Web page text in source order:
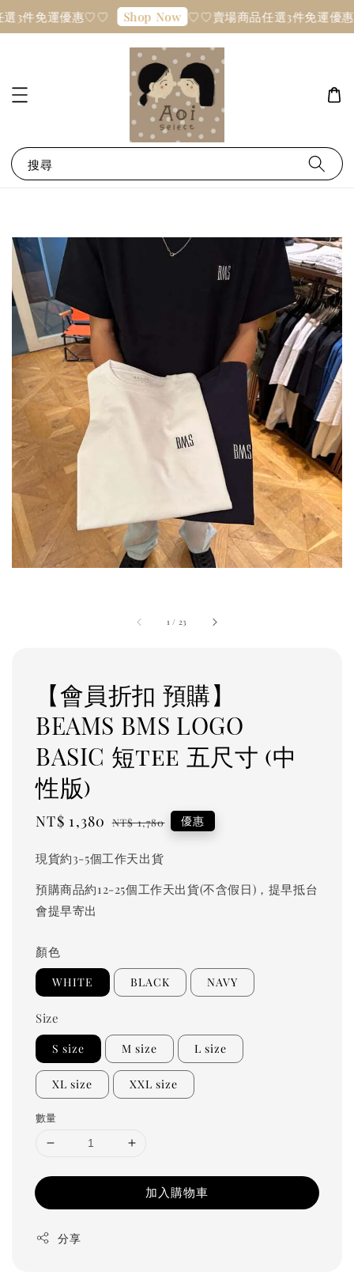
3件免運優惠♡♡ Shop Now ♡♡賣場商品任選3件免運優
搜尋
1 / 23
【會員折扣 預購】
BEAMS BMS LOGO
BASIC 短tee 五尺寸 (中
性版)
Sale
NT$ 1,380 Regular
NT$ 1,780 優惠
現貨約3-5個工作天出貨
預購商品約12-25個工作天出貨(不含假日)，提早抵台
會提早寄出
顏色
WHITE BLACK NAVY
Size
S size M size L size
XL size XXL size
數量
加入購物車
分享